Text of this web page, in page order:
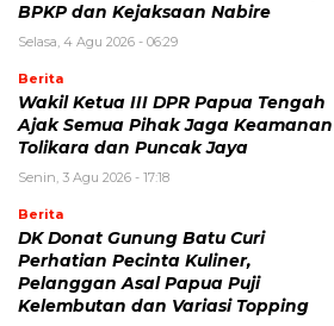
BPKP dan Kejaksaan Nabire
Selasa, 4 Agu 2026 - 06:29
Berita
Wakil Ketua III DPR Papua Tengah
Ajak Semua Pihak Jaga Keamanan
Tolikara dan Puncak Jaya
Senin, 3 Agu 2026 - 17:18
Berita
DK Donat Gunung Batu Curi
Perhatian Pecinta Kuliner,
Pelanggan Asal Papua Puji
Kelembutan dan Variasi Topping